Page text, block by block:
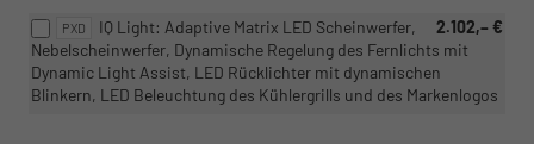
PXD 2.102,– €
IQ Light: Adaptive Matrix LED Scheinwerfer,
Nebelscheinwerfer, Dynamische Regelung des Fernlichts mit
Dynamic Light Assist, LED Rücklichter mit dynamischen
Blinkern, LED Beleuchtung des Kühlergrills und des Markenlogos